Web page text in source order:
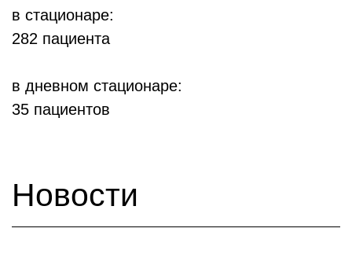
в стационаре:
282 пациента
в дневном стационаре:
35 пациентов
Новости